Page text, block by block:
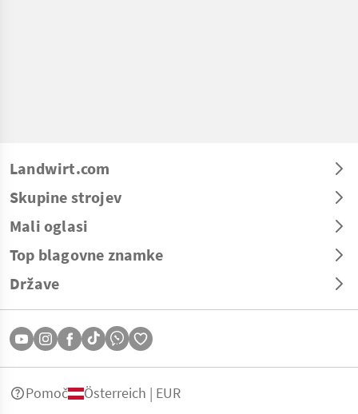
Landwirt.com
Skupine strojev
Mali oglasi
Top blagovne znamke
Države
Pomoč Österreich | EUR